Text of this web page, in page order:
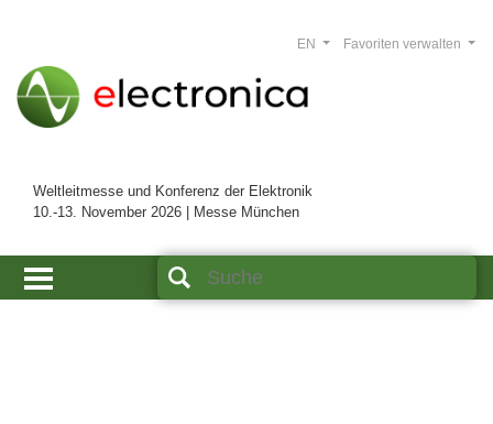
Weltleitmesse und Konferenz der Elektronik
10.-13. November 2026 | Messe München
Favoriten verwalten
EN